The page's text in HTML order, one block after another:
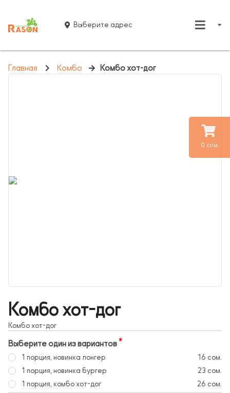
0 сом.
Выберите адрес
Главная Комбо Комбо хот-дог
Комбо хот-дог
Комбо хот-дог
Выберите один из вариантов
1 порция, новинка лонгер
16 сом.
1 порция, новинка бургер
23 сом.
1 порция, комбо хот-дог
26 сом.